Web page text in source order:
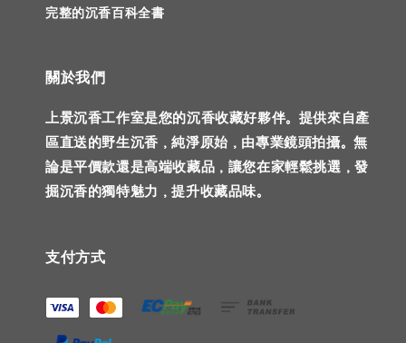
完整的沉香百科全書
關於我們
上景沉香工作室是您的沉香收藏好夥伴。提供來自產
區直送的野生沉香，純淨原始，由專業鏡頭拍攝。無
論是平價款還是高端收藏品，讓您在家輕鬆挑選，發
掘沉香的獨特魅力，提升收藏品味。
支付方式